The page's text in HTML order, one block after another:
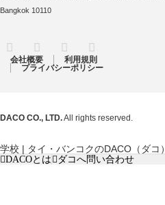
Bangkok 10110
Twitter FacebookInstagram
会社概要
利用規則
プライバシーポリシー
DACO CO., LTD.All rights reserved.
学校 | タイ・バンコクのDACO（ダコ）
DACOとは ダコへ問い合わせ